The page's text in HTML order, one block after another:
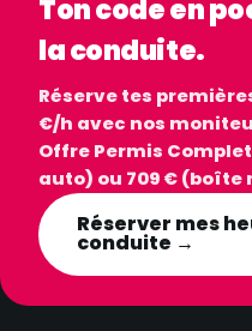
Ton code en
la conduite.
Réserve tes
€/h avec nos
Offre Permis
auto) ou 709 € (boîte
Réserver mes
conduite →